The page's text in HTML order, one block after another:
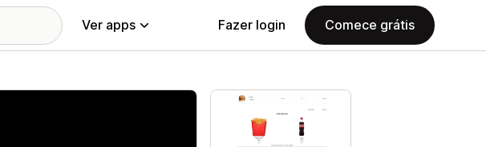
Ver apps Fazer login Comece grátis